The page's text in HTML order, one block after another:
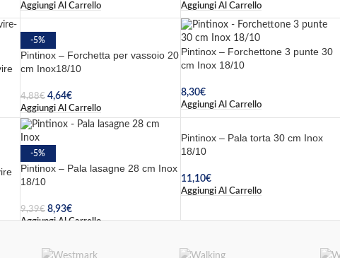
Aggiungi Al Carrello Aggiungi Al Carrello
-5%
Pintinox – Forchetta per vassoio 20
cm Inox18/10
4,88€ 4,64€
Aggiungi Al Carrello
Pintinox – Forchettone 3 punte 30
cm Inox 18/10
8,30€
Aggiungi Al Carrello
-5%
Pintinox – Pala lasagne 28 cm Inox
18/10
9,39€ 8,93€
Aggiungi Al Carrello
Pintinox – Pala torta 30 cm Inox
18/10
11,10€
Aggiungi Al Carrello